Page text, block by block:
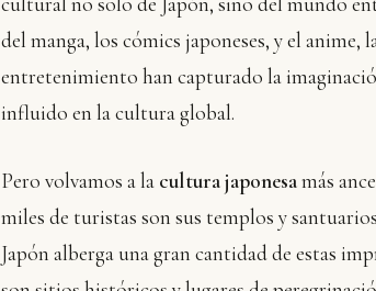
del manga, los cómics japoneses, y el anime,
entretenimiento han capturado la
influido en la cultura global.
Pero volvamos a la cultura japonesamás
miles de turistas son sus templos y
Japón alberga una gran cantidad de estas